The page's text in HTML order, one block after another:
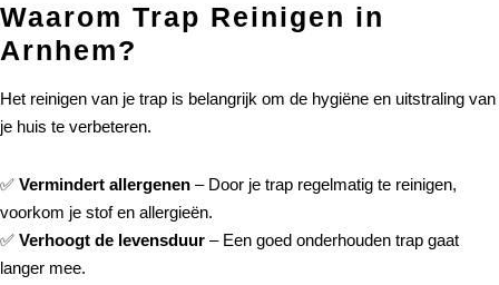
Waarom Trap Reinigen in
Arnhem?
Het reinigen van je trap is belangrijk om de hygiëne en uitstraling van
je huis te verbeteren.
✅ Vermindert allergenen – Door je trap regelmatig te reinigen,
voorkom je stof en allergieën.
✅ Verhoogt de levensduur – Een goed onderhouden trap gaat
langer mee.